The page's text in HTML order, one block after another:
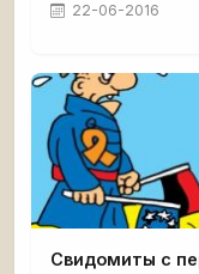
22-06-2016
Свидомиты с